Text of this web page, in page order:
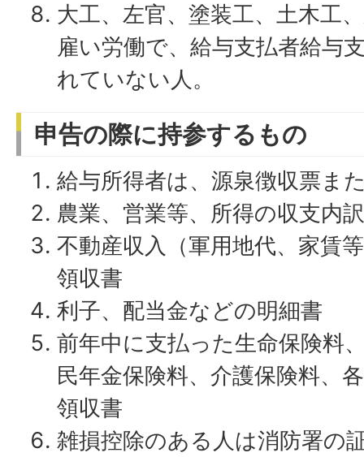
大工、左官、塗装工、土木工
雇い労働で、給与支払者給与
れていない人。
申告の際に持参するもの
給与所得者は、源泉徴収票ま
農業、営業等、所得の収支内
不動産収入（軍用地代、家賃
領収書
利子、配当金などの明細書
前年中に支払った生命保険料
民年金保険料、介護保険料、
領収書
雑損控除のある人は消防署の